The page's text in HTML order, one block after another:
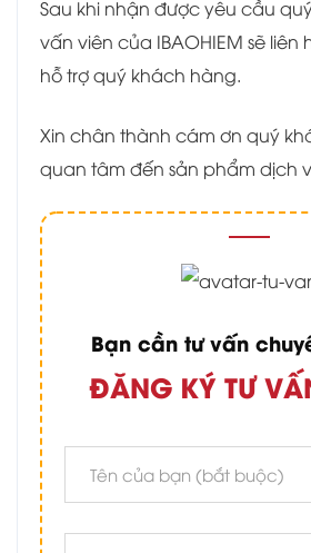
Sau khi nhận được yêu cầu
vấn viên của IBAOHIEM sẽ liên
hỗ trợ quý khách hàng.
Xin chân thành cám ơn quý
quan tâm đến sản phẩm dịch
Bạn cần tư vấn
ĐĂNG KÝ TƯ